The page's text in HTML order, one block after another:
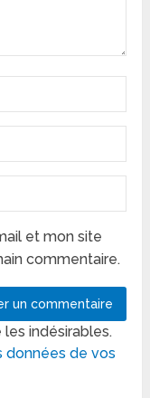
et mon site
commentaire.
indésirables.
données de vos